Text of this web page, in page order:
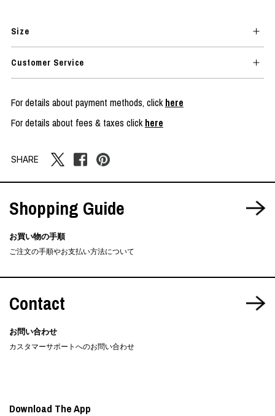
Size
Customer Service
For details about payment methods, clickhere
For details about fees & taxes clickhere
SHARE
Shopping Guide
お買い物の手順
ご注文の手順やお支払い方法について
Contact
お問い合わせ
カスタマーサポートへのお問い合わせ
Download The App